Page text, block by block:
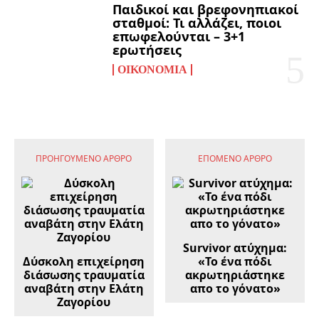
Παιδικοί και βρεφονηπιακοί
σταθμοί: Τι αλλάζει, ποιοι
επωφελούνται – 3+1
ερωτήσεις
ΟΙΚΟΝΟΜΊΑ
ΠΡΟΗΓΟΎΜΕΝΟ ΆΡΘΡΟ
Δύσκολη επιχείρηση
διάσωσης τραυματία
αναβάτη στην Ελάτη
Ζαγορίου
ΕΠΌΜΕΝΟ ΆΡΘΡΟ
Survivor ατύχημα:
«Το ένα πόδι
ακρωτηριάστηκε
απο το γόνατο»